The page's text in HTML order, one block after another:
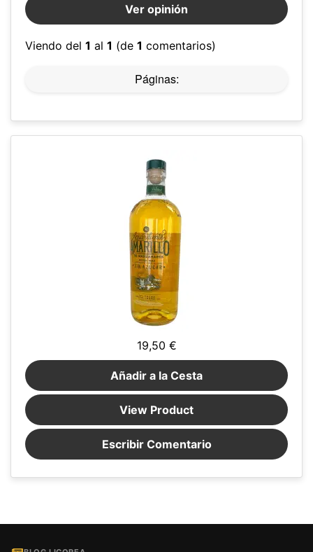
Ver opinión
Viendo del 1 al 1 (de 1 comentarios)
Páginas:
19,50 €
Añadir a la Cesta
View Product
Escribir Comentario